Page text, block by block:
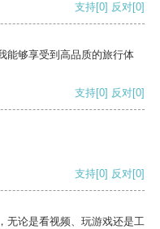
支持[0] 反对[0]
能够享受到高品质的旅行体
支持[0] 反对[0]
支持[0] 反对[0]
无论是看视频、玩游戏还是工